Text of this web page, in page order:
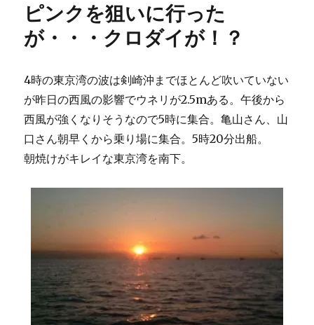
ア
ジ
は
ぐ
れ？
に
ピンクを狙いに行った
が・・・クロダイが！？
4時の東京湾の波は剣崎沖までほとんど吹いていない
が昨日の西風の影響でウネリが2.5mある。午後から
西風が強くなりそうなので5時に集合。亀山さん、山
口さん朝早くから乗り場に集合。5時20分出船。
朝焼けがキレイな東京湾を南下。